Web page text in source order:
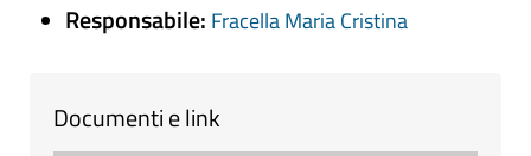
Responsabile: Fracella Maria Cristina
Documenti e link